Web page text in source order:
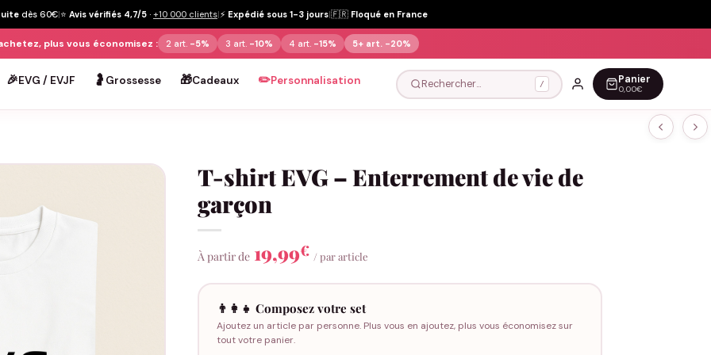
dès 60€|⭐ Avis vérifiés 4,7/5 · +10 000 clients|⚡ Expédié sous 1-3 jours|🇫🇷 Floqué en France
plus vous économisez : 2 art. -5% 3 art. -10% 4 art. -15% 5+ art. -20%
🎉EVG / EVJF 🤰 Grossesse 🎁Cadeaux ✏️Personnalisation Rechercher… / Panier
0,00€
T-shirt EVG – Enterrement de vie de
garçon
À partir de 19,99€ / par article
👨‍👩‍👧 Composez votre set
Ajoutez un article par personne. Plus vous en ajoutez, plus vous économisez sur
tout votre panier.